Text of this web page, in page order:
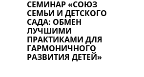
СЕМИНАР «СОЮЗ
СЕМЬИ И ДЕТСКОГО
САДА: ОБМЕН
ЛУЧШИМИ
ПРАКТИКАМИ ДЛЯ
ГАРМОНИЧНОГО
РАЗВИТИЯ ДЕТЕЙ»